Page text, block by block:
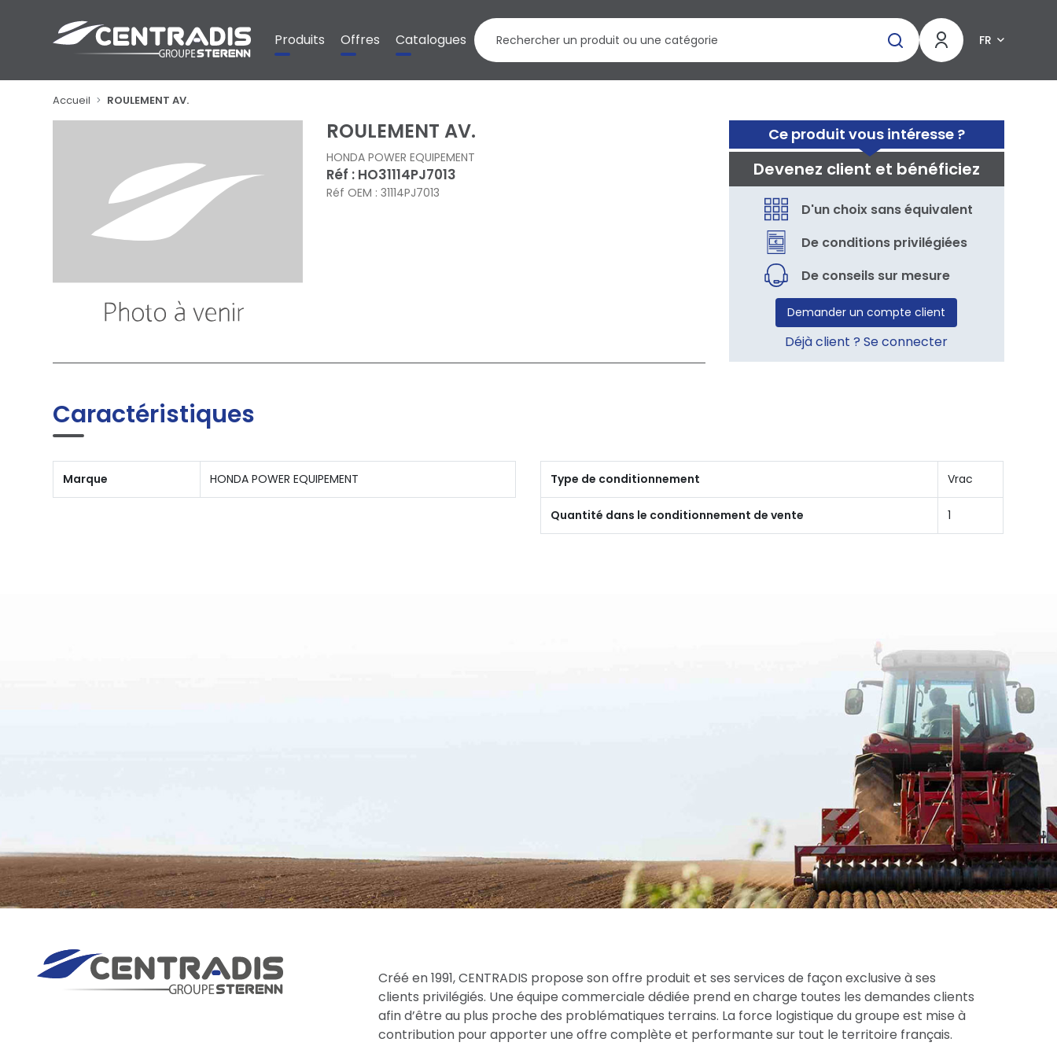
Produits Offres Catalogues FR
Accueil ROULEMENT AV.
Ce produit vous intéresse ?
Devenez client et bénéficiez
D'un choix sans équivalent
De conditions privilégiées
De conseils sur mesure
Demander un compte client
Déjà client ? Se connecter
ROULEMENT AV.
HONDA POWER EQUIPEMENT
Réf : HO31114PJ7013
Réf OEM : 31114PJ7013
Caractéristiques
Marque HONDA POWER EQUIPEMENT Type de conditionnement Vrac
Quantité dans le conditionnement de vente 1
Créé en 1991, CENTRADIS propose son offre produit et ses services de façon exclusive à ses
clients privilégiés. Une équipe commerciale dédiée prend en charge toutes les demandes clients
afin d’être au plus proche des problématiques terrains. La force logistique du groupe est mise à
contribution pour apporter une offre complète et performante sur tout le territoire français.